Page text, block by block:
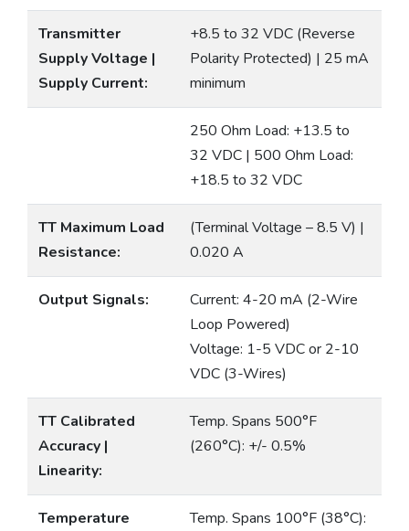
Transmitter
Supply Voltage |
Supply Current:
+8.5 to 32 VDC (Reverse
Polarity Protected) | 25 mA
minimum
250 Ohm Load: +13.5 to
32 VDC | 500 Ohm Load:
+18.5 to 32 VDC
TT Maximum Load
Resistance:
(Terminal Voltage – 8.5 V) |
0.020 A
Output Signals:
Current: 4-20 mA (2-Wire
Loop Powered)
Voltage: 1-5 VDC or 2-10
VDC (3-Wires)
TT Calibrated
Accuracy |
Linearity:
Temp. Spans 500°F
(260°C): +/- 0.5%
Temperature Temp. Spans 100°F (38°C):